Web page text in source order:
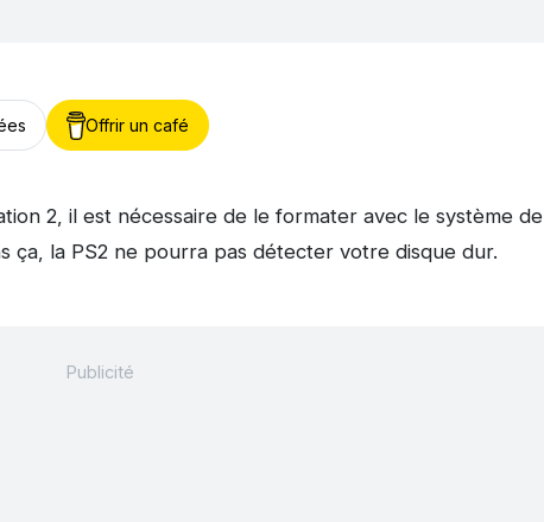
Offrir un café
2, il est nécessaire de le formater avec le système de
ça, la PS2 ne pourra pas détecter votre disque dur.